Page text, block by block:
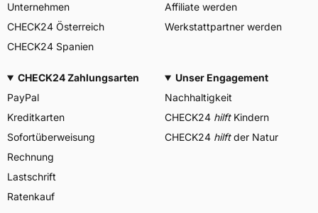
Unternehmen
CHECK24 Österreich
CHECK24 Spanien
Affiliate werden
Werkstattpartner werden
CHECK24 Zahlungsarten
PayPal
Kreditkarten
Sofortüberweisung
Rechnung
Lastschrift
Ratenkauf
Unser Engagement
Nachhaltigkeit
CHECK24 hilftKindern
CHECK24 hilftder Natur